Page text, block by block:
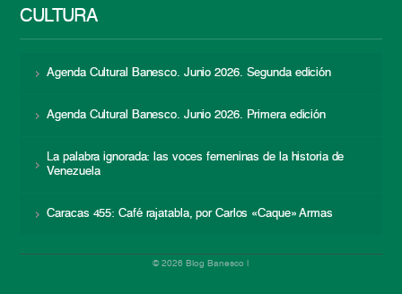
CULTURA
Agenda Cultural Banesco. Junio 2026. Segunda edición
Agenda Cultural Banesco. Junio 2026. Primera edición
La palabra ignorada: las voces femeninas de la historia de
Venezuela
Caracas 455: Café rajatabla, por Carlos «Caque» Armas
© 2026 Blog Banesco |